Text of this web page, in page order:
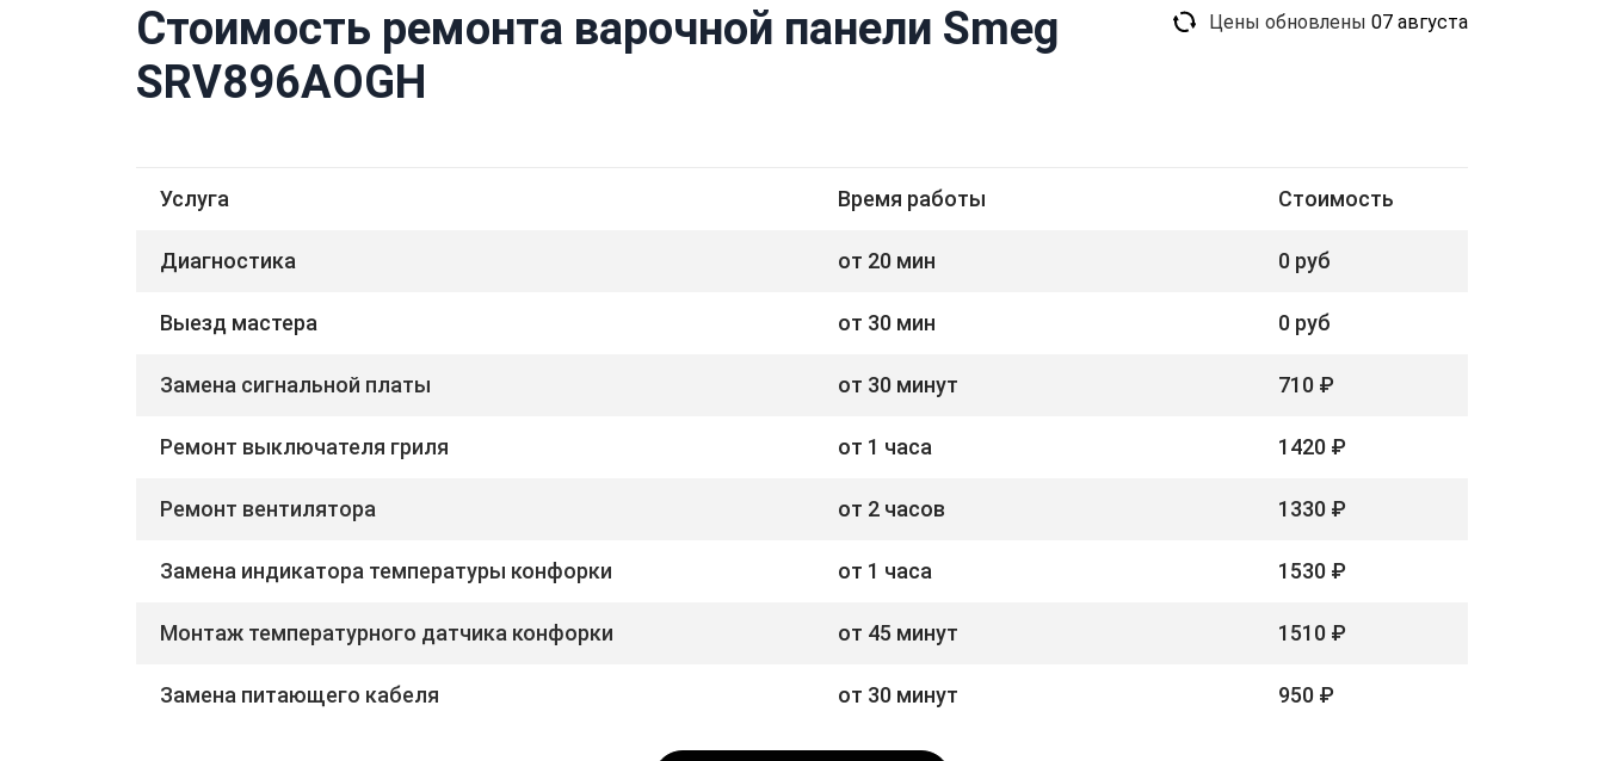
Стоимость ремонта варочной панели Smeg
SRV896AOGH
Цены обновлены 07 августа
Услуга Время работы Стоимость
Диагностика от 20 мин 0 руб
Выезд мастера от 30 мин 0 руб
Замена сигнальной платы от 30 минут 710 ₽
Ремонт выключателя гриля от 1 часа 1420 ₽
Ремонт вентилятора от 2 часов 1330 ₽
Замена индикатора температуры конфорки от 1 часа 1530 ₽
Монтаж температурного датчика конфорки от 45 минут 1510 ₽
Замена питающего кабеля от 30 минут 950 ₽